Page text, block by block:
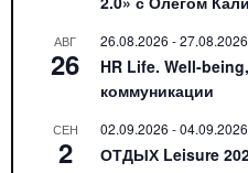
АВГ
26
26.08.2026 -27.08.2026
HR Life. Well-
коммуникации
СЕН
2
02.09.2026 -04.09.2026
ОТДЫХ Leisure